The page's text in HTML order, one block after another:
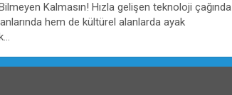
Kalmasın! Hızla gelişen teknoloji çağında
hem de kültürel alanlarda ayak